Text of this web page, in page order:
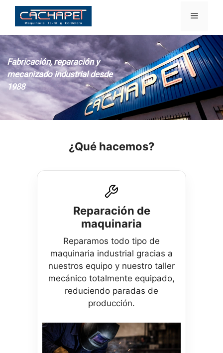
Saltar
Menú
¿Qué hacemos?
Reparación de
maquinaria
Reparamos todo tipo de
maquinaria industrial gracias a
nuestros equipo y nuestro taller
mecánico totalmente equipado,
reduciendo paradas de
producción.